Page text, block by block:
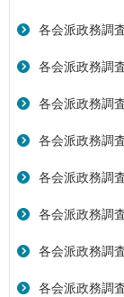
各会派政務調
各会派政務調
各会派政務調
各会派政務調
各会派政務調
各会派政務調
各会派政務調
各会派政務調